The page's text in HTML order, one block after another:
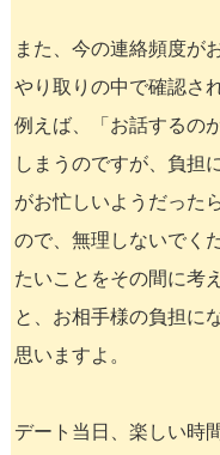
また、今の連絡頻度が
やり取りの中で確認さ
例えば、「お話するの
しまうのですが、負担
がお忙しいようだった
ので、無理しないでく
たいことをその間に考
と、お相手様の負担に
思いますよ。
デート当日、楽しい時